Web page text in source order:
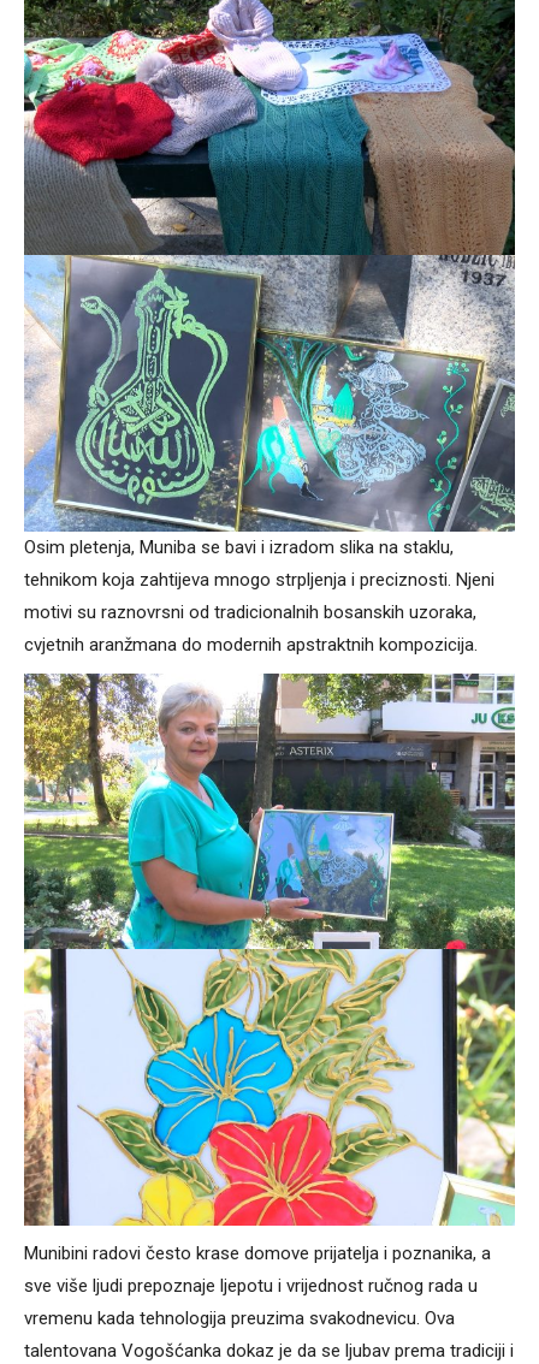
Osim pletenja, Muniba se bavi i izradom slika na staklu,
tehnikom koja zahtijeva mnogo strpljenja i preciznosti. Njeni
motivi su raznovrsni od tradicionalnih bosanskih uzoraka,
cvjetnih aranžmana do modernih apstraktnih kompozicija.
Munibini radovi često krase domove prijatelja i poznanika, a
sve više ljudi prepoznaje ljepotu i vrijednost ručnog rada u
vremenu kada tehnologija preuzima svakodnevicu. Ova
talentovana Vogošćanka dokaz je da se ljubav prema tradiciji i